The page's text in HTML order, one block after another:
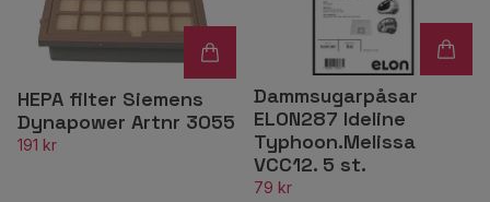
HEPA filter Siemens
Dynapower Artnr 3055
191 kr
Dammsugarpåsar
ELON287 Ideline
Typhoon.Melissa
VCC12. 5 st.
79 kr